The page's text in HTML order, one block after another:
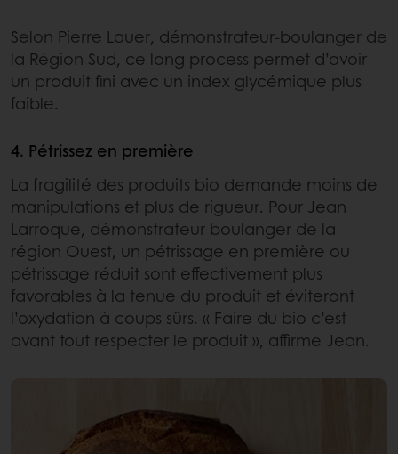
Selon Pierre Lauer, démonstrateur-boulanger de
la Région Sud, ce long process permet d’avoir
un produit fini avec un index glycémique plus
faible.
4. Pétrissez en première
La fragilité des produits bio demande moins de
manipulations et plus de rigueur. Pour Jean
Larroque, démonstrateur boulanger de la
région Ouest, un pétrissage en première ou
pétrissage réduit sont effectivement plus
favorables à la tenue du produit et éviteront
l’oxydation à coups sûrs. « Faire du bio c’est
avant tout respecter le produit », affirme Jean.